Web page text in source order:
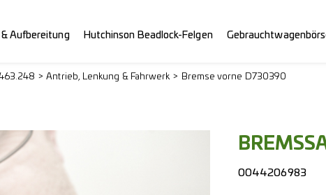
Aufbereitung Hutchinson Beadlock-Felgen
Antrieb, Lenkung & Fahrwerk Bremse vorne D730390
0044206983